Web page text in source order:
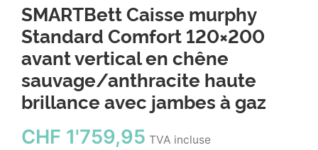
SMARTBett Caisse murphy
Standard Comfort 120×200
avant vertical en chêne
sauvage/anthracite haute
brillance avec jambes à gaz
CHF 1'759,95 TVA incluse